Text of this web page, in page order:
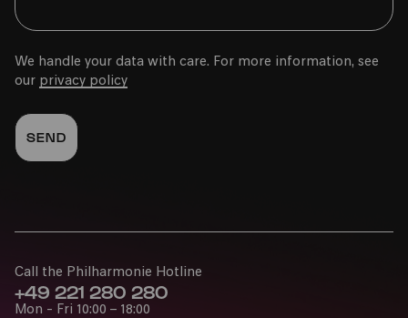
We handle your data with care. For more information, see
our privacy policy
Call the Philharmonie Hotline
+49 221 280 280
Mon - Fri 10:00 – 18:00